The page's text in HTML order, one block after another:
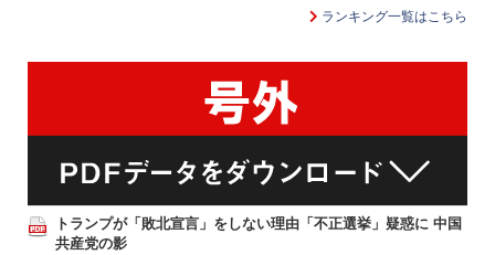
ランキング一覧はこちら
トランプが「敗北宣言」をしない理由「不正選挙」疑惑に 中国
共産党の影